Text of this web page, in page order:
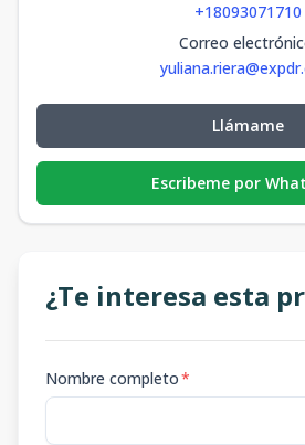
+18093071710
Correo
Llámame
Escribeme por
¿Te interesa esta
Nombre completo*